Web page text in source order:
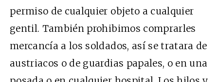
permiso de cualquier objeto a cualquier
gentil. También prohibimos comprarles
mercancía a los soldados, así se tratara de
austriacos o de guardias papales, o en una